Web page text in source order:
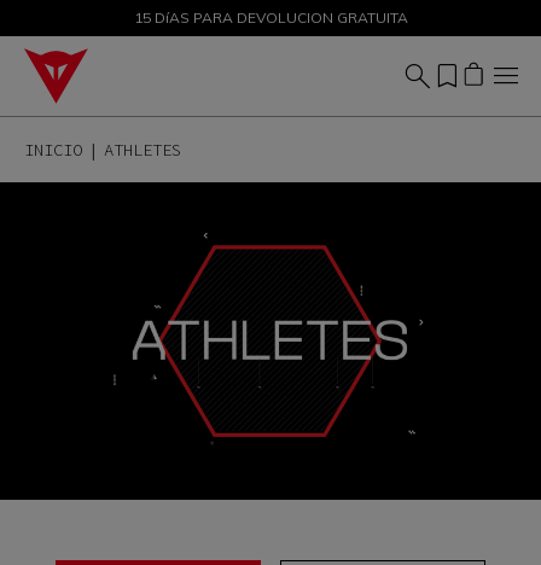
DESCUENTOS DE HASTA EL 50 % – ¡COMPRA AHORA
15 DíAS PARA DEVOLUCION GRATUITA
INICIO ATHLETES